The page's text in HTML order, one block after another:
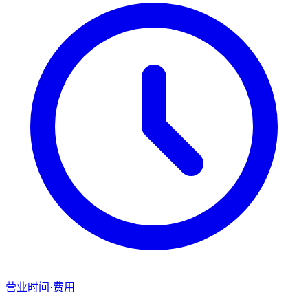
营业时间·费用